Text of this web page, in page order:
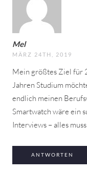
Mel
MÄRZ 24TH, 2019
Mein größtes Ziel für
Jahren Studium
endlich meinen
Smartwatch wäre ein
Interviews – alles
ANTWORTEN